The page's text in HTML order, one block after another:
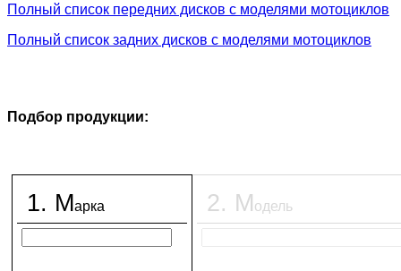
Полный список передних дисков с моделями мотоциклов
Полный список задних дисков с моделями мотоциклов
Подбор продукции:
1. Марка 2. Модель